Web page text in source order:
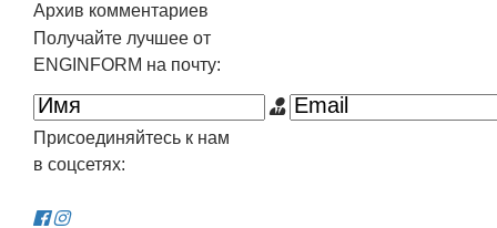
Архив комментариев
Получайте лучшее от
ENGINFORM на почту:
Присоединяйтесь к нам
в соцсетях: